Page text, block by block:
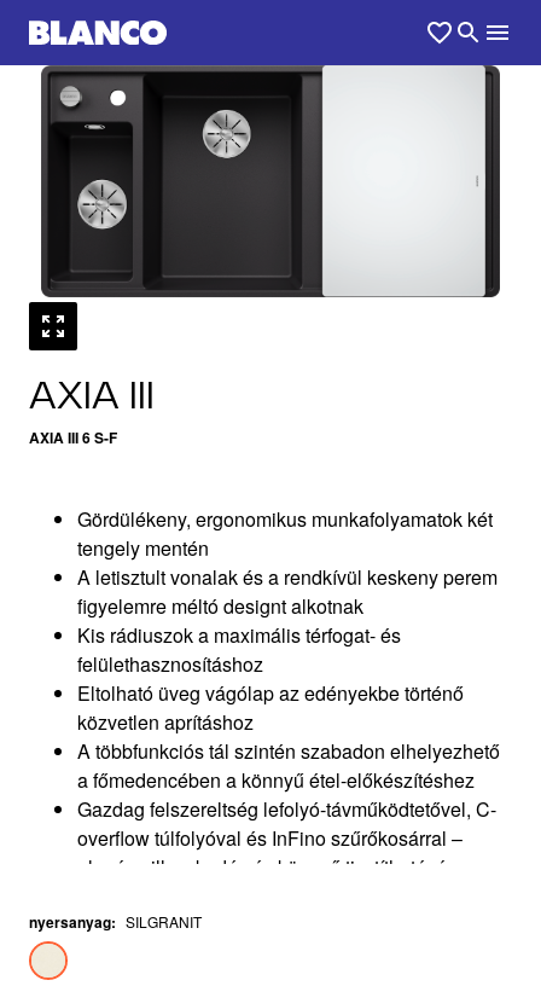
AXIA III
AXIA III 6 S-F
1 /0
Gördülékeny, ergonomikus munkafolyamatok két
tengely mentén
A letisztult vonalak és a rendkívül keskeny perem
figyelemre méltó designt alkotnak
Kis rádiuszok a maximális térfogat- és
felülethasznosításhoz
Eltolható üveg vágólap az edényekbe történő
közvetlen aprításhoz
A többfunkciós tál szintén szabadon elhelyezhető
a főmedencében a könnyű étel-előkészítéshez
Gazdag felszereltség lefolyó-távműködtetővel, C-
overflow túlfolyóval és InFino szűrőkosárral –
elegáns illeszkedés és könnyű tisztíthatóság
nyersanyag: SILGRANIT